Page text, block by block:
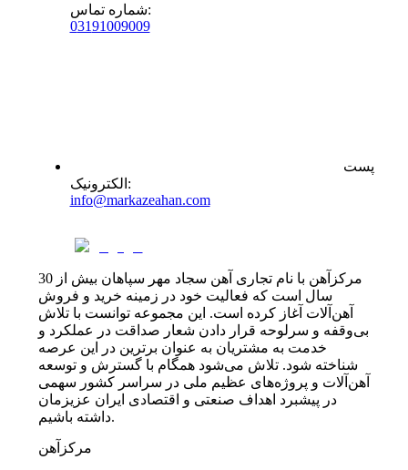
شماره تماس:
03191009009
پست
الکترونیک :
info@markazeahan.com
مرکزآهن با نام تجاری آهن سجاد مهر سپاهان بیش از 30
سال است که فعالیت خود در زمینه خرید و فروش
آهن‌آلات آغاز کرده است. این مجموعه توانست با تلاش
بی‌وقفه و سرلوحه قرار دادن شعار صداقت در عملکرد و
خدمت به مشتریان به عنوان برترین در این عرصه
شناخته شود. تلاش می‌شود همگام با گسترش و توسعه
آهن‌آلات و پروژه‌های عظیم ملی در سراسر کشور سهمی
در پیشبرد اهداف صنعتی و اقتصادی ایران عزیزمان
داشته باشیم.
مرکزآهن